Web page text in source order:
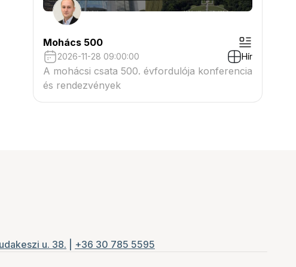
Mohács 500
2026-11-28 09:00:00 Hír
A mohácsi csata 500. évfordulója konferencia
és rendezvények
u. 38. +36 30 785 5595